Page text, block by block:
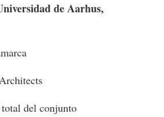
de Aarhus,
total del conjunto